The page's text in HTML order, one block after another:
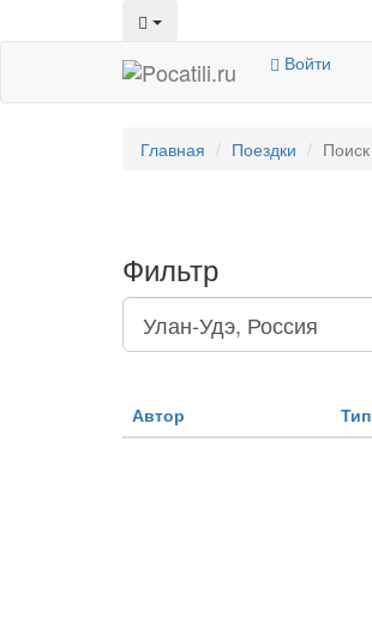
Войти
Главная Поездки Поиск
Фильтр
Автор
Тип